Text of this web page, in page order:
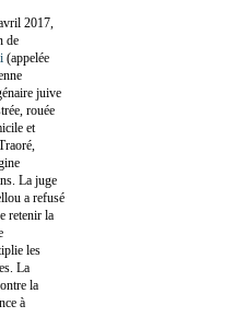
2017,
de
(appelée
juive
rouée
et
La juge
a refusé
retenir la
les
La
la
à